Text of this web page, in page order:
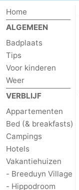
Home
ALGEMEEN
Badplaats
Tips
Voor kinderen
Weer
VERBLIJF
Appartementen
Bed (& breakfasts)
Campings
Hotels
Vakantiehuizen
- Breeduyn Village
- Hippodroom